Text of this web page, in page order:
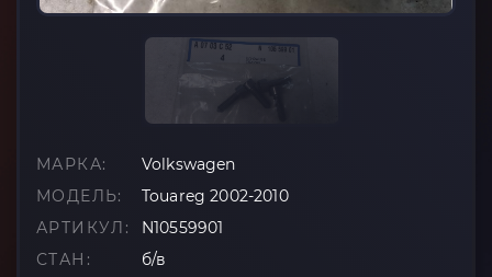
МАРКА:
Volkswagen
МОДЕЛЬ:
Touareg 2002-2010
АРТИКУЛ:
N10559901
СТАН:
б/в